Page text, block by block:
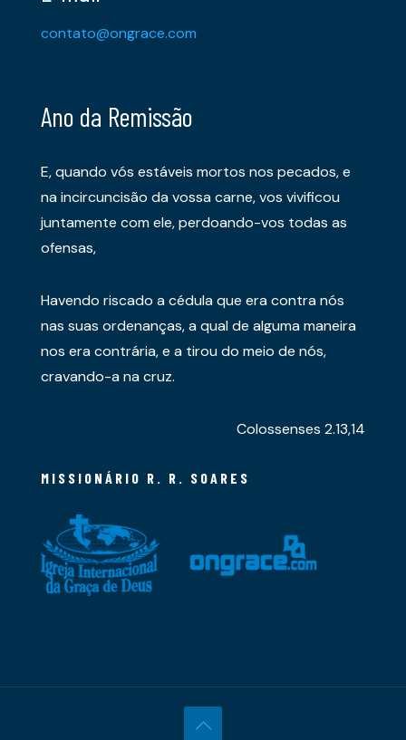
contato@ongrace.com
Ano da Remissão
E, quando vós estáveis mortos nos pecados, e
na incircuncisão da vossa carne, vos vivificou
juntamente com ele, perdoando-vos todas as
ofensas,
Havendo riscado a cédula que era contra nós
nas suas ordenanças, a qual de alguma maneira
nos era contrária, e a tirou do meio de nós,
cravando-a na cruz.
Colossenses 2.13,14
MISSIONÁRIO R. R. SOARES